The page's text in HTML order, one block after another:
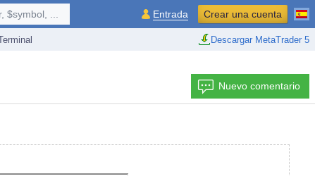
Descargar MetaTrader 5
$symbol, ... Entrada Crear una cuenta
Nuevo comentario